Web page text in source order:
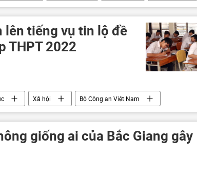
lên tiếng vụ tin lộ đề
THPT 2022
Xã hội
Bộ Công an Việt Nam
giống ai của Bắc Giang gây